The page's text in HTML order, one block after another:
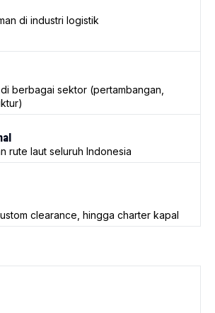
di industri logistik
berbagai sektor (pertambangan,
rute laut seluruh Indonesia
clearance, hingga charter kapal